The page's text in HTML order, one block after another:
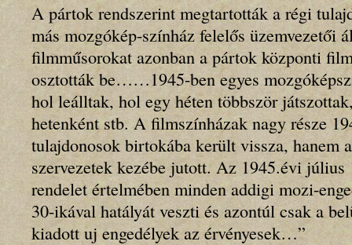
A pártok rendszerint megtartották a régi
más mozgókép-színház felelős üzemvezetői
filmműsorokat azonban a pártok központi
osztották be……1945-ben egyes
hol leálltak, hol egy héten többször
hetenként stb. A filmszínházak nagy része
tulajdonosok birtokába került vissza, hanem
szervezetek kezébe jutott. Az 1945.évi július
rendelet értelmében minden addigi mozi-
30-ikával hatályát veszti és azontúl csak a
kiadott uj engedélyek az érvényesek…”